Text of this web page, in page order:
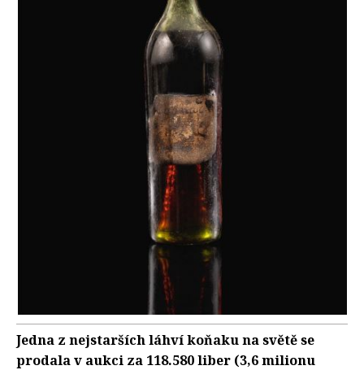
Jedna z nejstarších láhví koňaku na světě se
prodala v aukci za 118.580 liber (3,6 milionu